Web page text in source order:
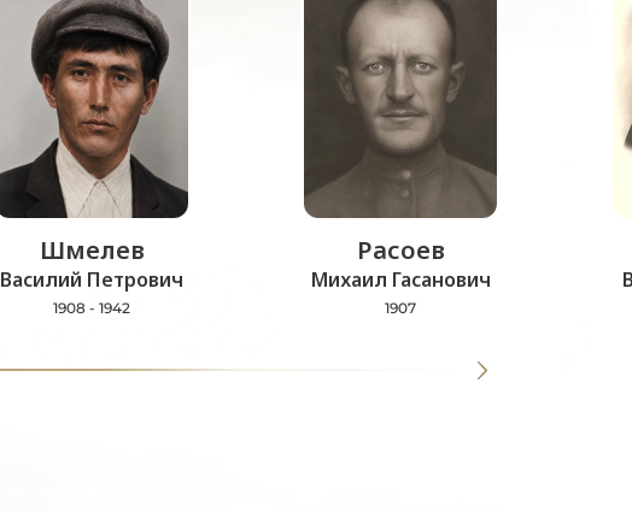
Шмелев
Василий Петрович
1908 - 1942
Расоев
Михаил Гасанович
1907